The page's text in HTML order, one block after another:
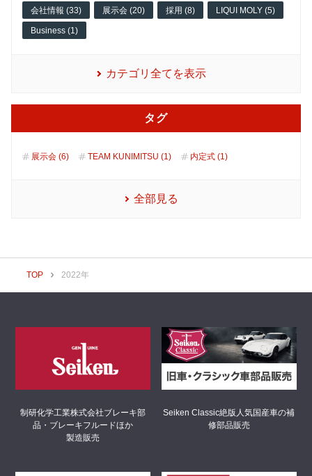
会社情報 (33) 展示会 (20) 採用 (8) LIQUI MOLY (5)
Business (1)
カテゴリ全てを表示
タグ
展示会 (6) TEAM KUNIMITSU (1) 内定式 (1)
全部見る
TOP 2022年
制研化学工業株式会社ブレーキ部
品・ブレーキフルードほか
製造販売
Seiken Classic絶版人気国産車の補
修部品販売